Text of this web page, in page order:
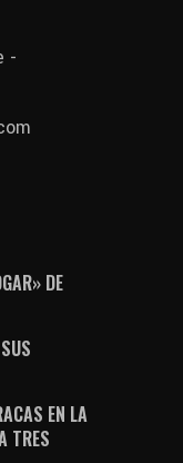
-
DE
EN LA
TRES